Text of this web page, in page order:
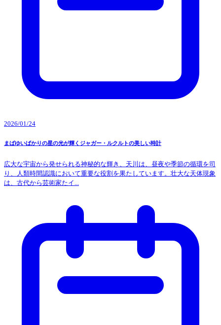
2026/01/24
まばゆいばかりの星の光が輝くジャガー・ルクルトの美しい時計
広大な宇宙から発せられる神秘的な輝き、天川は、昼夜や季節の循環を司
り、人類時間認識において重要な役割を果たしています。壮大な天体現象
は、古代から芸術家たイ...